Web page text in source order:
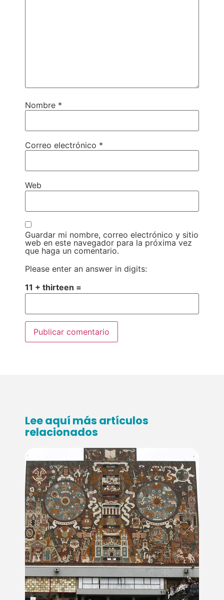
Lee aquí más artículos
relacionados
Nombre *
Correo electrónico *
Web
Guardar mi nombre, correo electrónico y sitio
web en este navegador para la próxima vez
que haga un comentario.
Please enter an answer in digits:
11 + thirteen =